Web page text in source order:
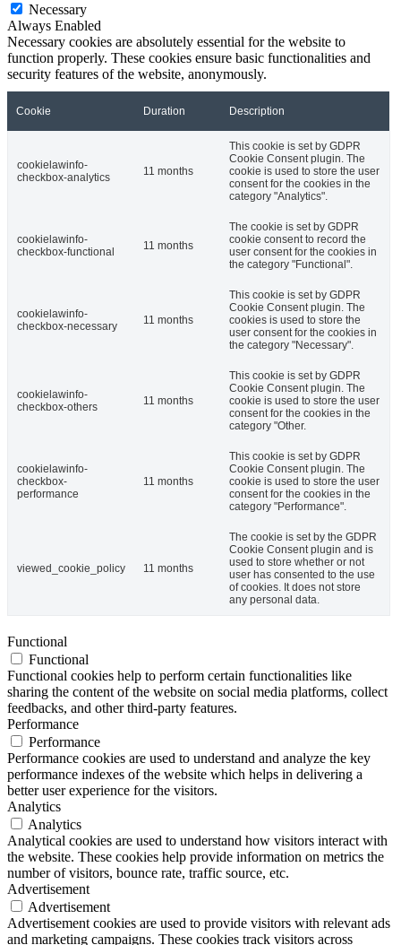
Necessary
Always Enabled
Necessary cookies are absolutely essential for the website to
function properly. These cookies ensure basic functionalities and
security features of the website, anonymously.
Cookie Duration Description
cookielawinfo-
checkbox-analytics
11 months
This cookie is set by GDPR
Cookie Consent plugin. The
cookie is used to store the user
consent for the cookies in the
category "Analytics".
cookielawinfo-
checkbox-functional
11 months
The cookie is set by GDPR
cookie consent to record the
user consent for the cookies in
the category "Functional".
cookielawinfo-
checkbox-necessary
11 months
This cookie is set by GDPR
Cookie Consent plugin. The
cookies is used to store the
user consent for the cookies in
the category "Necessary".
cookielawinfo-
checkbox-others
11 months
This cookie is set by GDPR
Cookie Consent plugin. The
cookie is used to store the user
consent for the cookies in the
category "Other.
cookielawinfo-
checkbox-
performance
11 months
This cookie is set by GDPR
Cookie Consent plugin. The
cookie is used to store the user
consent for the cookies in the
category "Performance".
viewed_cookie_policy 11 months
The cookie is set by the GDPR
Cookie Consent plugin and is
used to store whether or not
user has consented to the use
of cookies. It does not store
any personal data.
Functional
Functional
Functional cookies help to perform certain functionalities like
sharing the content of the website on social media platforms, collect
feedbacks, and other third-party features.
Performance
Performance
Performance cookies are used to understand and analyze the key
performance indexes of the website which helps in delivering a
better user experience for the visitors.
Analytics
Analytics
Analytical cookies are used to understand how visitors interact with
the website. These cookies help provide information on metrics the
number of visitors, bounce rate, traffic source, etc.
Advertisement
Advertisement
Advertisement cookies are used to provide visitors with relevant ads
and marketing campaigns. These cookies track visitors across